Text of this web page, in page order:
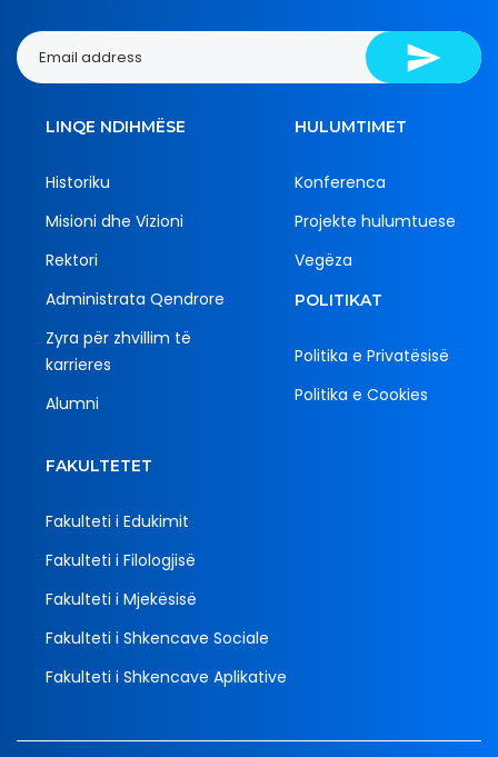
LINQE NDIHMËSE
Historiku
Misioni dhe Vizioni
Rektori
Administrata Qendrore
Zyra për zhvillim të
karrieres
Alumni
HULUMTIMET
Konferenca
Projekte hulumtuese
Vegëza
POLITIKAT
Politika e Privatësisë
Politika e Cookies
FAKULTETET
Fakulteti i Edukimit
Fakulteti i Filologjisë
Fakulteti i Mjekësisë
Fakulteti i Shkencave Sociale
Fakulteti i Shkencave Aplikative